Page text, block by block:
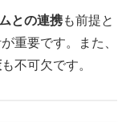
との連携も前提と
重要です。また、
も不可欠です。